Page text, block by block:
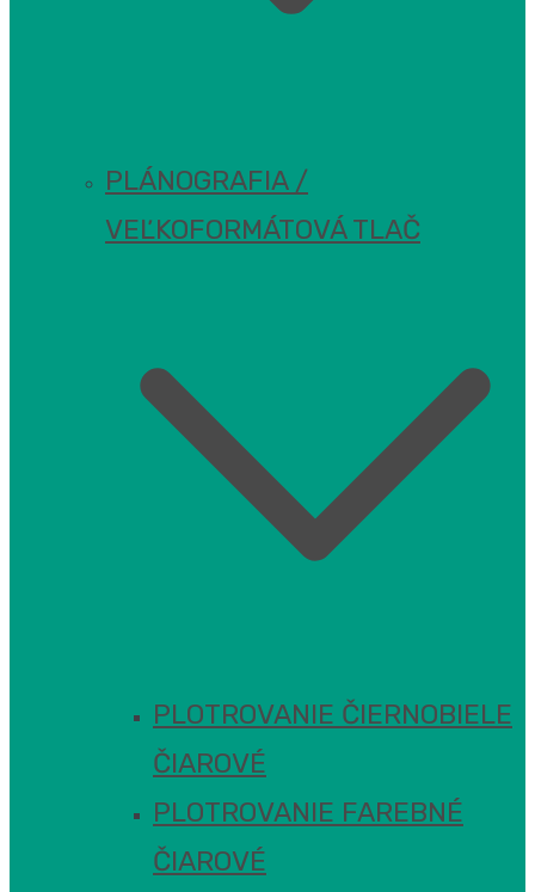
PLÁNOGRAFIA /
VEĽKOFORMÁTOVÁ TLAČ
PLOTROVANIE ČIERNOBIELE
ČIAROVÉ
PLOTROVANIE FAREBNÉ
ČIAROVÉ